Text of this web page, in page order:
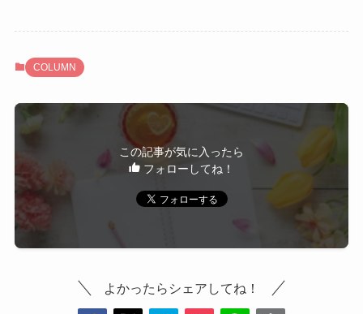
COLUMN
この記事が気に入ったら
フォローしてね！
よかったらシェアしてね！